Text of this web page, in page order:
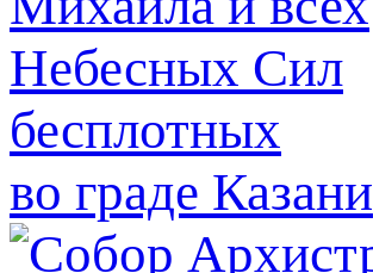
во граде Казани